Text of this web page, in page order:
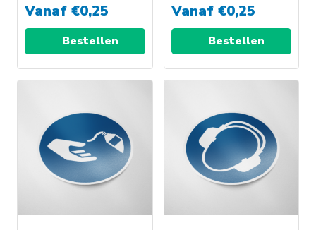
Vanaf €0,25
Bestellen
Vanaf €0,25
Bestellen